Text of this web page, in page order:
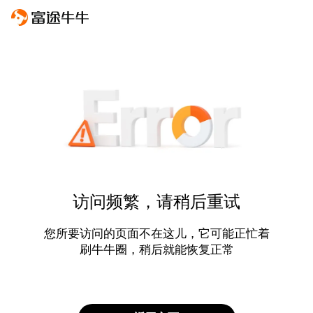
访问频繁，请稍后重试
您所要访问的页面不在这儿，它可能正忙着
刷牛牛圈，稍后就能恢复正常